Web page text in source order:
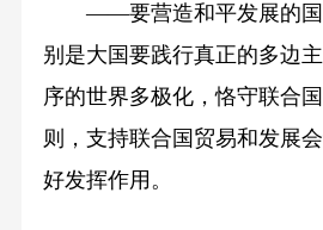
——要营造和平发展的国
别是大国要践行真正的多边
序的世界多极化，恪守联合
则，支持联合国贸易和发展
好发挥作用。